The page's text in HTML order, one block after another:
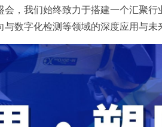
，我们始终致力于搭建一个汇聚
数字化检测等领域的深度应用与未